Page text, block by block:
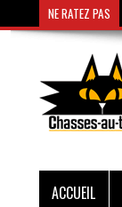
NE RATEZ PAS
ACCUEIL